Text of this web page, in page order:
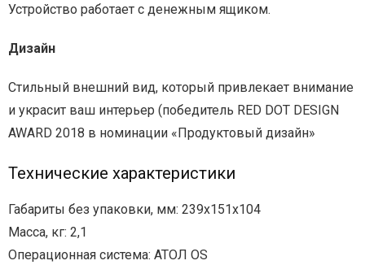
Устройство работает с денежным ящиком.
Дизайн
Стильный внешний вид, который привлекает внимание
и украсит ваш интерьер (победитель RED DOT DESIGN
AWARD 2018 в номинации «Продуктовый дизайн»
Технические характеристики
Габариты без упаковки, мм: 239х151х104
Масса, кг: 2,1
Операционная система: АТОЛ OS